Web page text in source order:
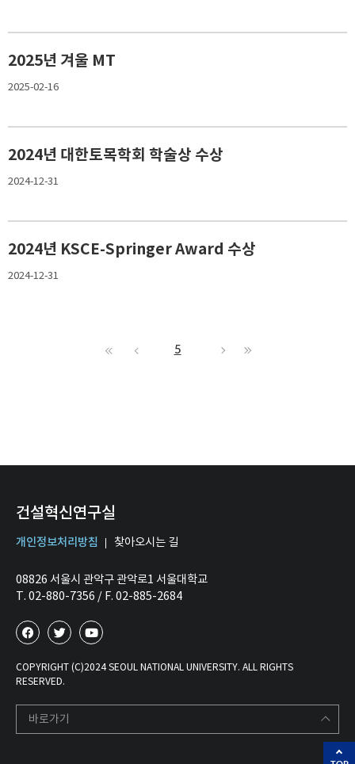
2025년 겨울 MT
2025-02-16
2024년 대한토목학회 학술상 수상
2024-12-31
2024년 KSCE-Springer Award 수상
2024-12-31
5
건설혁신연구실
개인정보처리방침 찾아오시는 길
08826 서울시 관악구 관악로1 서울대학교
T. 02-880-7356 / F. 02-885-2684
COPYRIGHT (C)2024 SEOUL NATIONAL UNIVERSITY. ALL RIGHTS
RESERVED.
바로가기